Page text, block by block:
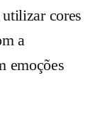
cores
a
emoções